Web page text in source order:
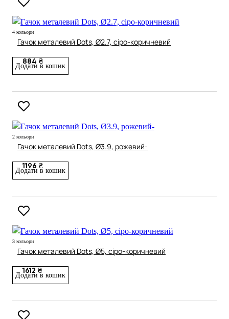
4 кольори
Гачок металевий Dots, Ø2.7, сіро-коричневий
884 ₴
Додати в кошик
2 кольори
Гачок металевий Dots, Ø3.9, рожевий-
1196 ₴
Додати в кошик
3 кольори
Гачок металевий Dots, Ø5, сіро-коричневий
1612 ₴
Додати в кошик